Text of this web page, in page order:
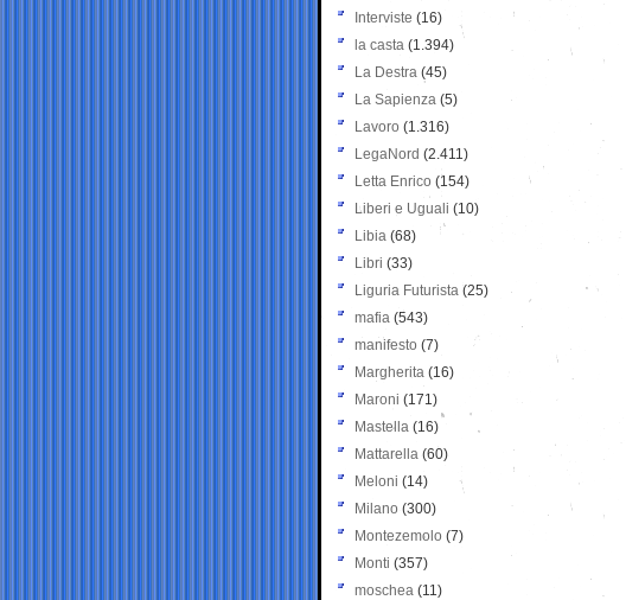
Interviste (16)
la casta (1.394)
La Destra (45)
La Sapienza (5)
Lavoro (1.316)
LegaNord (2.411)
Letta Enrico (154)
Liberi e Uguali (10)
Libia (68)
Libri (33)
Liguria Futurista (25)
mafia (543)
manifesto (7)
Margherita (16)
Maroni (171)
Mastella (16)
Mattarella (60)
Meloni (14)
Milano (300)
Montezemolo (7)
Monti (357)
moschea (11)